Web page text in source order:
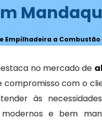
Empilhadeira a
no mercado de
compromisso com o
às
e bem